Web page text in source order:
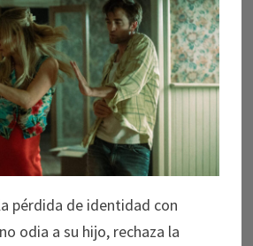
pérdida de identidad con
no odia a su hijo, rechaza la